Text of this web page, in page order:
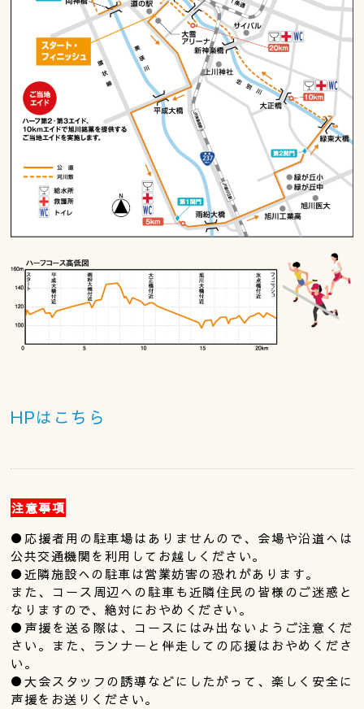
HPはこちら
注意事項
●応援者用の駐車場はありませんので、会場や沿道へは
公共交通機関を利用してお越しください。
●近隣施設への駐車は営業妨害の恐れがあります。
また、コース周辺への駐車も近隣住民の皆様のご迷惑と
なりますので、絶対におやめください。
●声援を送る際は、コースにはみ出ないようご注意くだ
さい。また、ランナーと伴走しての応援はおやめくださ
い。
●大会スタッフの誘導などにしたがって、楽しく安全に
声援をお送りください。